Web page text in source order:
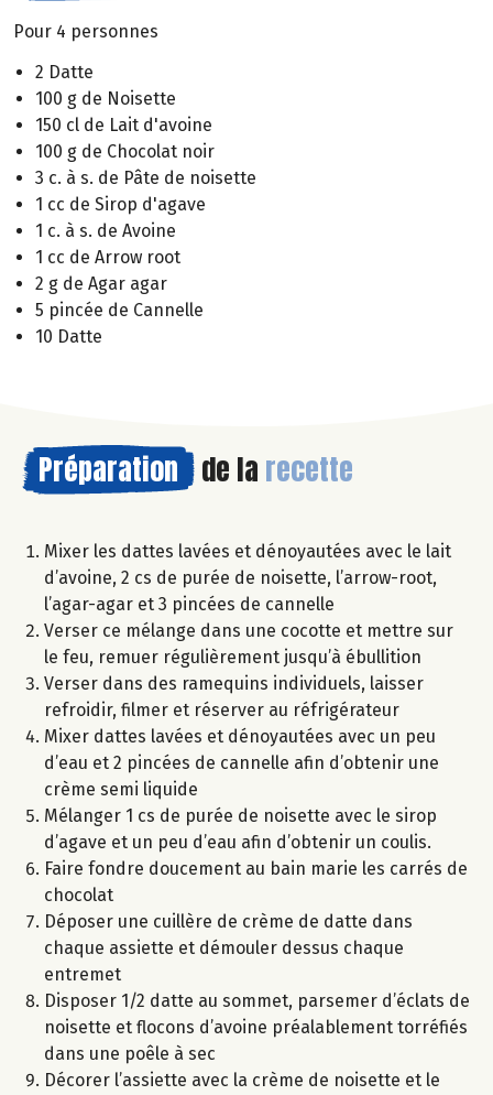
Pour 4 personnes
2 Datte
100 g de Noisette
150 cl de Lait d'avoine
100 g de Chocolat noir
3 c. à s. de Pâte de noisette
1 cc de Sirop d'agave
1 c. à s. de Avoine
1 cc de Arrow root
2 g de Agar agar
5 pincée de Cannelle
10 Datte
Préparation de la recette
Mixer les dattes lavées et dénoyautées avec le lait
d’avoine, 2 cs de purée de noisette, l’arrow-root,
l’agar-agar et 3 pincées de cannelle
Verser ce mélange dans une cocotte et mettre sur
le feu, remuer régulièrement jusqu’à ébullition
Verser dans des ramequins individuels, laisser
refroidir, filmer et réserver au réfrigérateur
Mixer dattes lavées et dénoyautées avec un peu
d’eau et 2 pincées de cannelle afin d’obtenir une
crème semi liquide
Mélanger 1 cs de purée de noisette avec le sirop
d’agave et un peu d’eau afin d’obtenir un coulis.
Faire fondre doucement au bain marie les carrés de
chocolat
Déposer une cuillère de crème de datte dans
chaque assiette et démouler dessus chaque
entremet
Disposer 1/2 datte au sommet, parsemer d’éclats de
noisette et flocons d’avoine préalablement torréfiés
dans une poêle à sec
Décorer l’assiette avec la crème de noisette et le